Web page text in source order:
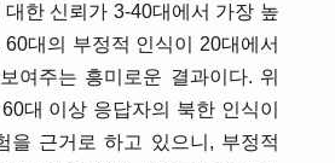
한 신뢰가 3-40대에서 가장 높
대의 부정적 인식이 20대에서
여주는 흥미로운 결과이다. 위
대 이상 응답자의 북한 인식이
을 근거로 하고 있으니, 부정적